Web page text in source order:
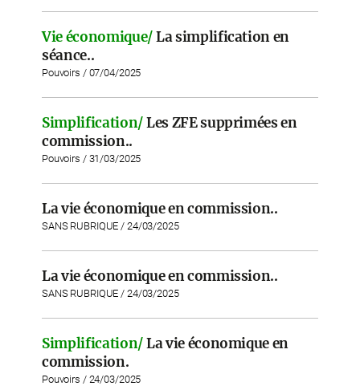
Vie économique/La simplification en
séance..
Pouvoirs / 07/04/2025
Simplification/Les ZFE supprimées en
commission..
Pouvoirs / 31/03/2025
La vie économique en commission..
SANS RUBRIQUE / 24/03/2025
La vie économique en commission..
SANS RUBRIQUE / 24/03/2025
Simplification/La vie économique en
commission.
Pouvoirs / 24/03/2025